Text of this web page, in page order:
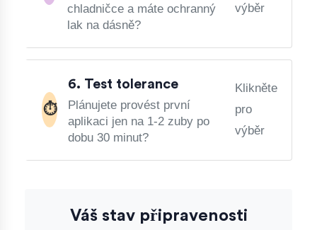
chladničce a máte ochranný
lak na dásně?
výběr
⏱️
6. Test tolerance
Plánujete provést první
aplikaci jen na 1-2 zuby po
dobu 30 minut?
Klikněte
pro
výběr
Váš stav připravenosti